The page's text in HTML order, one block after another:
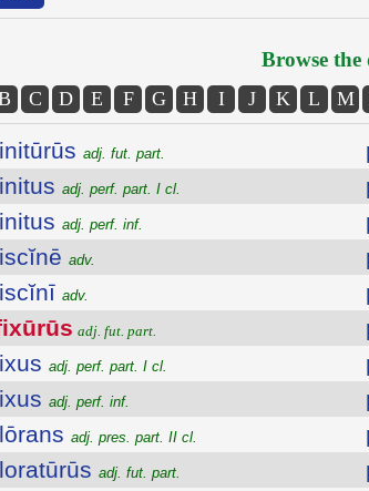
Browse
C D E F G H I J K L M
adj. fut. part.
adj. perf. part. I cl.
adj. perf. inf.
adv.
adv.
adj. fut. part.
adj. perf. part. I cl.
adj. perf. inf.
adj. pres. part. II cl.
adj. fut. part.